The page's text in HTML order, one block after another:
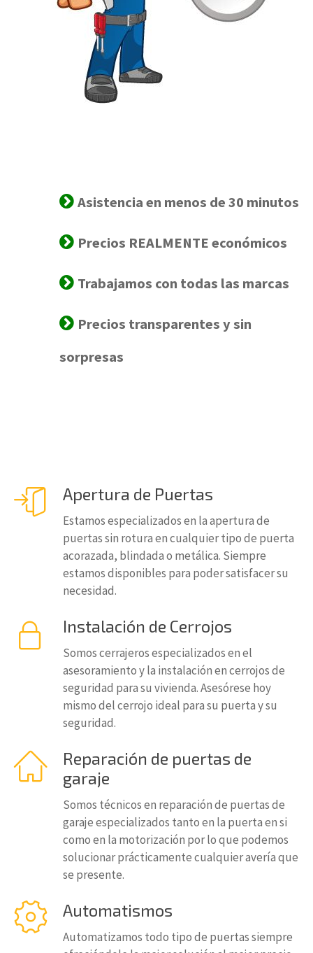
Asistencia en menos de 30 minutos
Precios REALMENTE económicos
Trabajamos con todas las marcas
Precios transparentes y sin
sorpresas
Apertura de Puertas
Estamos especializados en la apertura de
puertas sin rotura en cualquier tipo de puerta
acorazada, blindada o metálica. Siempre
estamos disponibles para poder satisfacer su
necesidad.
Instalación de Cerrojos
Somos cerrajeros especializados en el
asesoramiento y la instalación en cerrojos de
seguridad para su vivienda. Asesórese hoy
mismo del cerrojo ideal para su puerta y su
seguridad.
Reparación de puertas de
garaje
Somos técnicos en reparación de puertas de
garaje especializados tanto en la puerta en si
como en la motorización por lo que podemos
solucionar prácticamente cualquier avería que
se presente.
Automatismos
Automatizamos todo tipo de puertas siempre